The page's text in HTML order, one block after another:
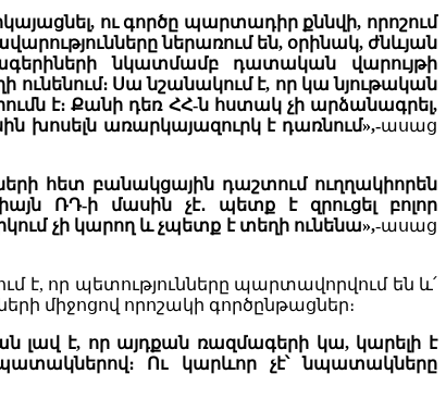
ու գործը պարտադիր քննվի, որոշում
ներառում են, օրինակ, ժնևյան
նկատմամբ դատական վարույթի
Սա նշանակում է, որ կա նյութական
է։ Քանի դեռ ՀՀ-ն հստակ չի արձանագրել,
խոսելն առարկայազուրկ է դառնում»,-ասաց
հետ բանակցային դաշտում ուղղակիորեն
ՌԴ-ի մասին չէ․ պետք է զրուցել բոլոր
չի կարող և չպետք է տեղի ունենա»,-ասաց
է, որ պետությունները պարտավորվում են և՛
միջոցով որոշակի գործընթացներ։
լավ է, որ այդքան ռազմագերի կա, կարելի է
Ու կարևոր չէ՝ նպատակները